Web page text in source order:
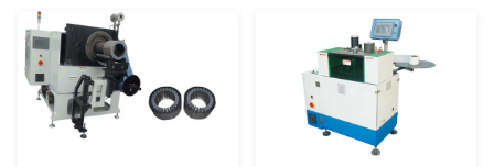
wentylatora / pompy